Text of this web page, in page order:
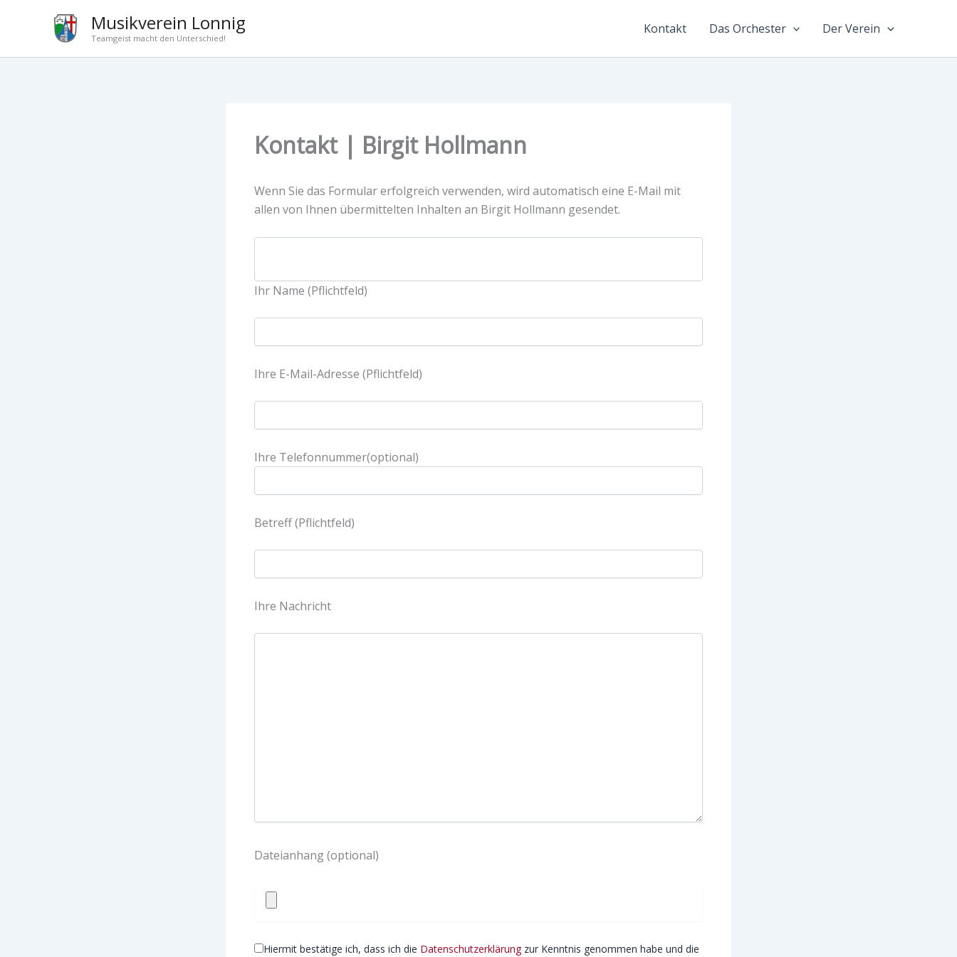
Musikverein Lonnig
Teamgeist macht den Unterschied!
Kontakt Das Orchester Der Verein
Kontakt | Birgit Hollmann
Wenn Sie das Formular erfolgreich verwenden, wird automatisch eine E-Mail mit
allen von Ihnen übermittelten Inhalten an Birgit Hollmann gesendet.
Ihr Name (Pflichtfeld)
Ihre E-Mail-Adresse (Pflichtfeld)
Ihre Telefonnummer(optional)
Betreff (Pflichtfeld)
Ihre Nachricht
Dateianhang (optional)
Hiermit bestätige ich, dass ich die Datenschutzerklärung zur Kenntnis genommen habe und die